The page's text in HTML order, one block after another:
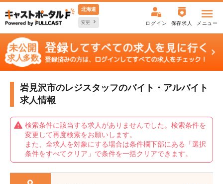
北海道
変更 ログイン 保存求人 メニュー
岩見沢市のレジスタッフのバイト・アルバイト
求人情報
検索条件に該当する求人がありませんでした。検索条件を
変更して再度検索をお願いします。
また、全求人を対象にする場合は条件欄下部にある「選択
条件をすべてクリア」で条件を一括クリアできます。